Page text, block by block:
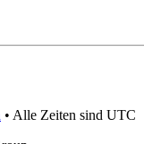
• Alle Zeiten sind UTC